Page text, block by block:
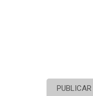
PUBLICAR